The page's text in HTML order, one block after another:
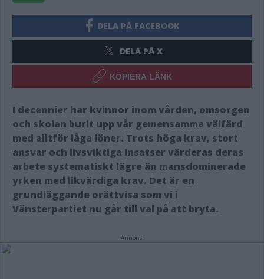
DELA PÅ FACEBOOK
DELA PÅ X
KOPIERA LÄNK
I decennier har kvinnor inom vården, omsorgen
och skolan burit upp vår gemensamma välfärd
med alltför låga löner. Trots höga krav, stort
ansvar och livsviktiga insatser värderas deras
arbete systematiskt lägre än mansdominerade
yrken med likvärdiga krav. Det är en
grundläggande orättvisa som vi i
Vänsterpartiet nu går till val på att bryta.
Annons: